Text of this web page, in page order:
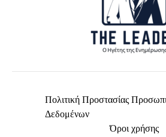
Πολιτική Προστασίας
Δεδομένων
Όροι χρήσης